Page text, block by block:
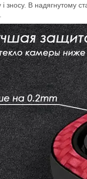
і зносу. В